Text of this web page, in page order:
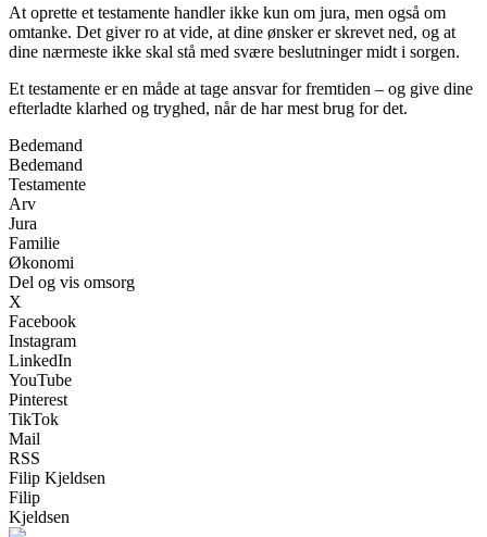
At oprette et testamente handler ikke kun om jura, men også om
omtanke. Det giver ro at vide, at dine ønsker er skrevet ned, og at
dine nærmeste ikke skal stå med svære beslutninger midt i sorgen.
Et testamente er en måde at tage ansvar for fremtiden – og give dine
efterladte klarhed og tryghed, når de har mest brug for det.
Bedemand
Bedemand
Testamente
Arv
Jura
Familie
Økonomi
Del og vis omsorg
X
Facebook
Instagram
LinkedIn
YouTube
Pinterest
TikTok
Mail
RSS
Filip Kjeldsen
Filip
Kjeldsen